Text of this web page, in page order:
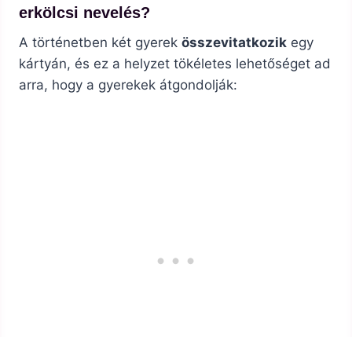
erkölcsi nevelés?
A történetben két gyerek összevitatkozik egy
kártyán, és ez a helyzet tökéletes lehetőséget ad
arra, hogy a gyerekek átgondolják: